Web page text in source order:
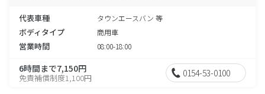
代表車種 タウンエースバン 等
ボディタイプ 商用車
営業時間 08:00-18:00
6時間まで7,150円
免責補償制度1,100円 0154-53-0100